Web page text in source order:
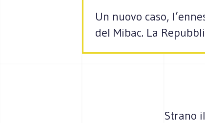
Un nuovo caso,
del Mibac. La
Strano